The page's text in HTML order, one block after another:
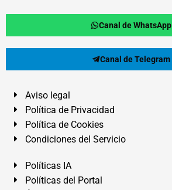
Canal de WhatsApp
Canal de Telegram
Aviso legal
Política de Privacidad
Política de Cookies
Condiciones del Servicio
Políticas IA
Políticas del Portal